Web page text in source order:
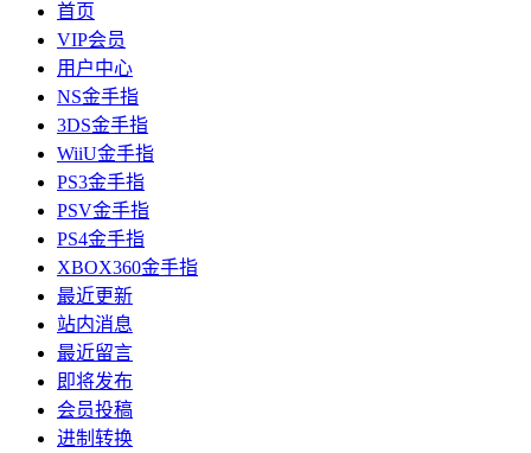
首页
VIP会员
用户中心
NS金手指
3DS金手指
WiiU金手指
PS3金手指
PSV金手指
PS4金手指
XBOX360金手指
最近更新
站内消息
最近留言
即将发布
会员投稿
进制转换